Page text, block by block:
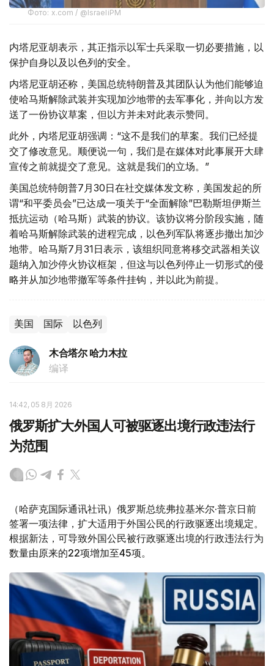
Фото: x.com / @IsraeliPM
内塔尼亚胡表示，其正指示以军士兵采取一切必要措施，以
保护自身以及以色列的安全。
内塔尼亚胡还称，美国总统特朗普及其团队认为他们能够迫
使哈马斯解除武装并实现加沙地带的去军事化，并向以方发
送了一份协议草案，但以方并未对此表示赞同。
此外，内塔尼亚胡强调：“这不是我们的草案。我们已经提
交了修改意见。顺便说一句，我们是在媒体对此事展开大肆
宣传之前就提交了意见。这就是我们的立场。”
美国总统特朗普7月30日在社交媒体发文称，美国发起的所
谓“和平委员会”已达成一项关于“全面解除”巴勒斯坦伊斯兰
抵抗运动（哈马斯）武装的协议。该协议将分阶段实施，随
着哈马斯解除武装的进程完成，以色列军队将逐步撤出加沙
地带。哈马斯7月31日表示，该组织同意将移交武器相关议
题纳入加沙停火协议框架，但这与以色列停止一切形式的侵
略并从加沙地带撤军等条件挂钩，并以此为前提。
美国 国际 以色列
木合塔尔 哈力木拉
编译
14:42, 05 8月 2026
俄罗斯扩大外国人可被驱逐出境行政违法行
为范围
（哈萨克国际通讯社讯）俄罗斯总统弗拉基米尔·普京日前
签署一项法律，扩大适用于外国公民的行政驱逐出境规定。
根据新法，可导致外国公民被行政驱逐出境的行政违法行为
数量由原来的22项增加至45项。